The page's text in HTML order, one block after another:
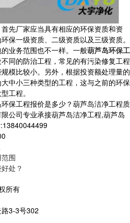
先厂家应当具有相应的环保资质和资
保一级资质、二级资质以及三级资质。
业务范围也不一样。一般葫芦岛环保工
同的防治工程，常见的有污染修复工程
模比较小。另外，根据投资额处理量的
中小三种类型的工程，这与之前的环保
工程。
保工程报价是多少？葫芦岛洁净工程质
公司专业承接葫芦岛洁净工程,葫芦岛
围
处？
所有
3-3号302